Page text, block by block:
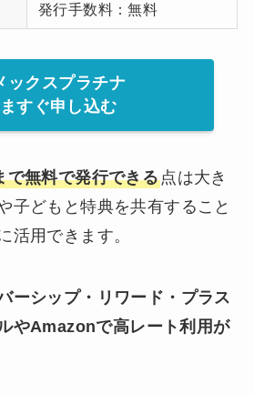
発行手数料：無料
ックスプラチナ
すぐ申し込む
で無料で発行できる点は大き
子どもと特典を共有すること
活用できます。
ーシップ・リワード・プラス
やAmazonで高レート利用が